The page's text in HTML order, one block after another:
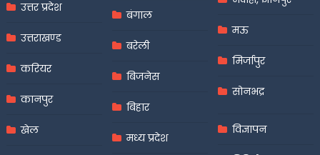
उत्तर प्रदेश
उत्तराखण्ड
करियर
कानपुर
खेल
बंगाल
बरेली
बिजनेस
बिहार
मध्य प्रदेश
मऊ
मिर्जापुर
सोनभद्र
विज्ञापन